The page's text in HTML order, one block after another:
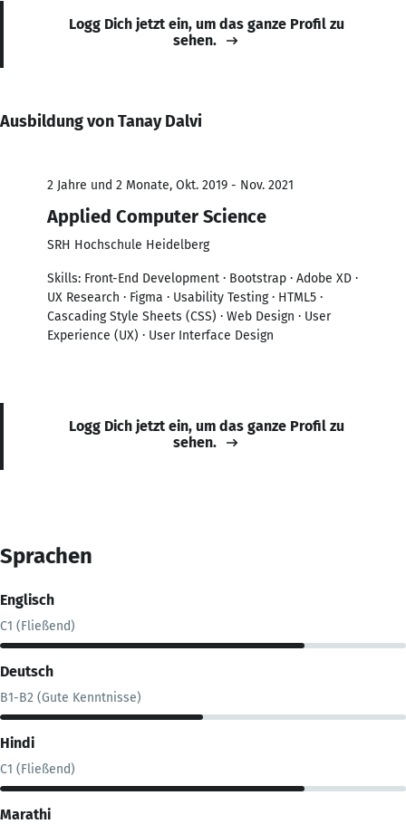
Logg Dich jetzt ein, um das ganze Profil zu
sehen.
Ausbildung von Tanay Dalvi
2 Jahre und 2 Monate, Okt. 2019 - Nov. 2021
Applied Computer Science
SRH Hochschule Heidelberg
Skills: Front-End Development · Bootstrap · Adobe XD ·
UX Research · Figma · Usability Testing · HTML5 ·
Cascading Style Sheets (CSS) · Web Design · User
Experience (UX) · User Interface Design
Logg Dich jetzt ein, um das ganze Profil zu
sehen.
Sprachen
Englisch
C1 (Fließend)
Deutsch
B1-B2 (Gute Kenntnisse)
Hindi
C1 (Fließend)
Marathi